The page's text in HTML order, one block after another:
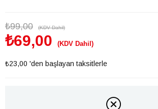
₺99,00 (KDV Dahil)
₺69,00 (KDV Dahil)
₺23,00 'den başlayan taksitlerle